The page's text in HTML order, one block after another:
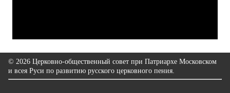
© 2026 Церковно-общественный совет при Патриархе Московском
и всея Руси по развитию русского церковного пения.